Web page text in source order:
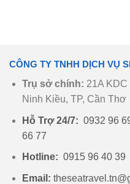
CÔNG TY TNHH DỊCH VỤ
Trụ sở chính: 21A KDC
Ninh Kiều, TP, Cần Thơ
Hỗ Trợ 24/7: 0932 96
66 77
Hotline: 0915 96 40 39
Email: